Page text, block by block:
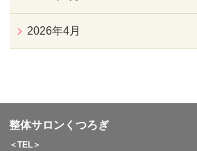
2026年4月
整体サロンくつろぎ
＜TEL＞